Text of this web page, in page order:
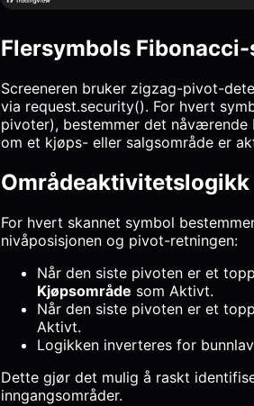
Flersymbols
Screeneren bruker zigzag-pivot-
via request.security(). For hvert
pivoter), bestemmer det nåværende
om et kjøps- eller salgsområde er
Områdeaktivitetslogikk
For hvert skannet symbol
nivåposisjonen og pivot-retningen:
Når den siste pivoten er et
Kjøpsområde som Aktivt.
Når den siste pivoten er et
Aktivt.
Logikken inverteres for
Dette gjør det mulig å raskt
inngangsområder.